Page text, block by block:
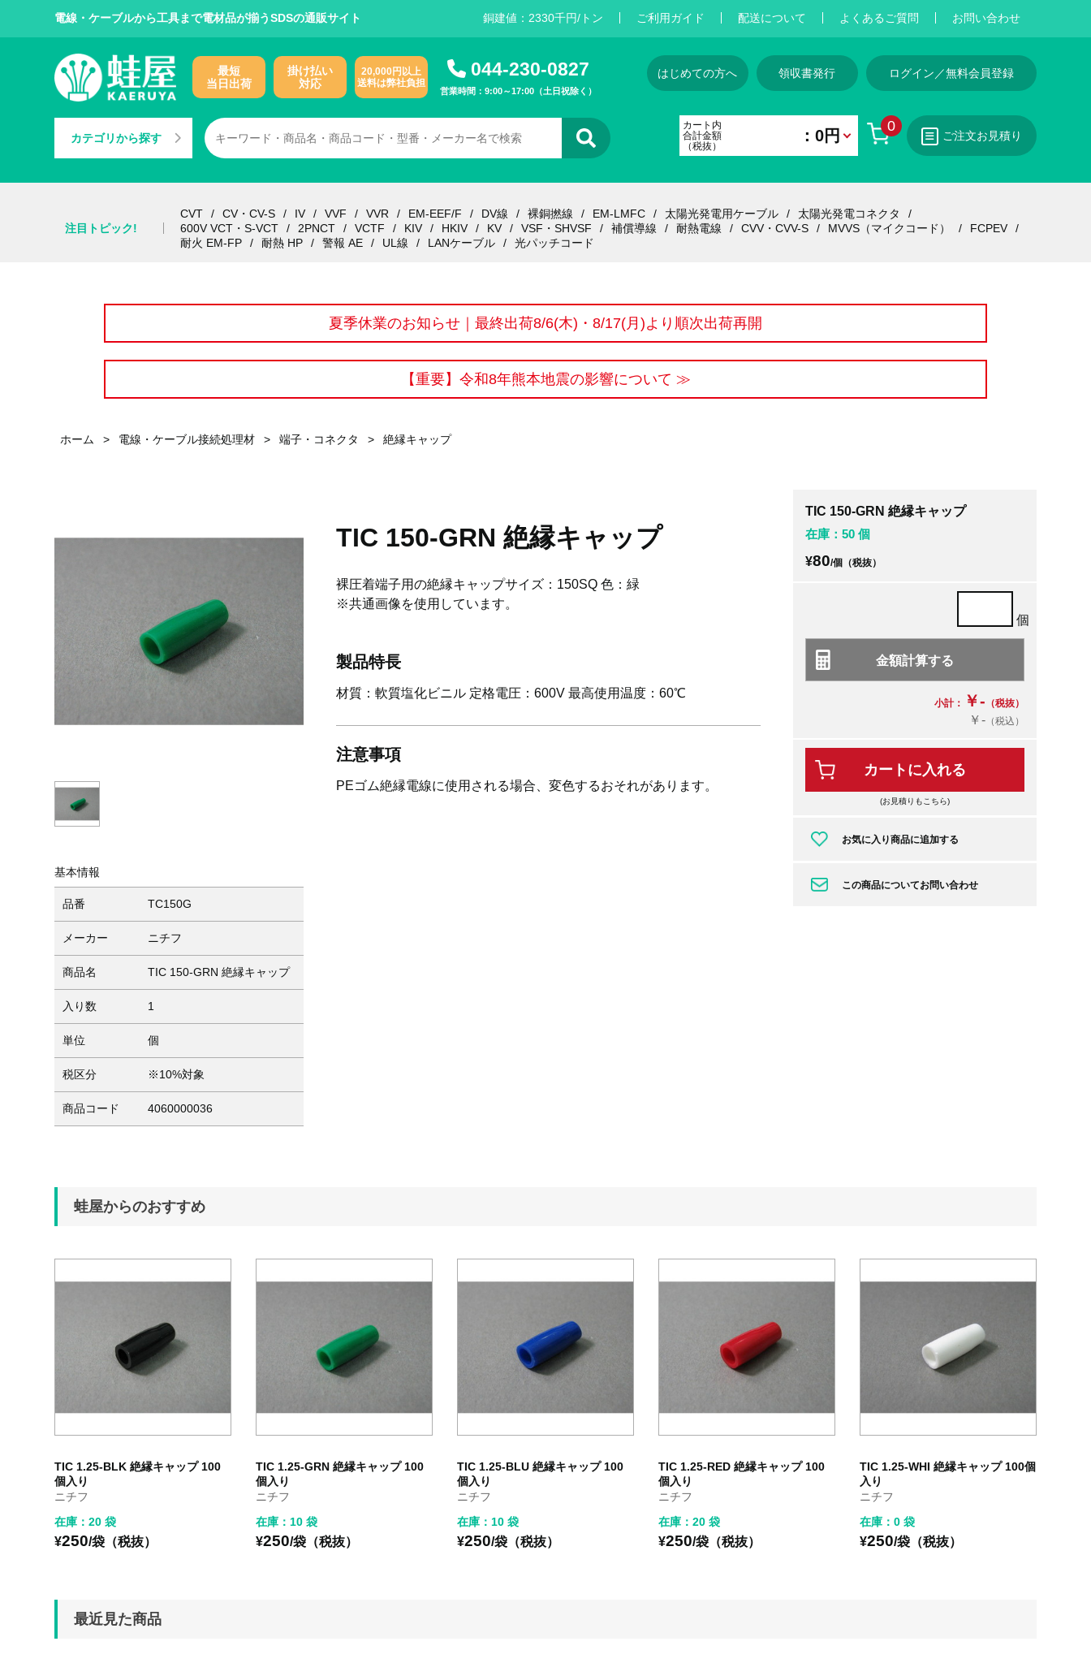
電線・ケーブルから工具まで電材品が揃うSDSの通販サイト 銅建値： 2330千円/トン ご利用ガイド 配送について よくあるご質問 お問い合わせ
最短
当日出荷
掛け払い
対応
20,000円以上
送料は弊社負担
044-230-0827
営業時間：9:00～17:00（土日祝除く）
カテゴリから探す
はじめての方へ 領収書発行 ログイン／無料会員登録
0
カート内
合計金額
（税抜）
：0円 ご注文お見積り
注目トピック!
CVT CV・CV-S IV VVF VVR EM-EEF/F DV線 裸銅撚線 EM-LMFC 太陽光発電用ケーブル
太陽光発電コネクタ
600V VCT・S-VCT
2PNCT VCTF KIV HKIV KV VSF・SHVSF 補償導線 耐熱電線 CVV・CVV-S MVVS（マイクコード）
FCPEV
耐火 EM-FP
耐熱 HP 警報 AE UL線 LANケーブル 光パッチコード
夏季休業のお知らせ｜最終出荷8/6(木)・8/17(月)より順次出荷再開
【重要】令和8年熊本地震の影響について ≫
ホーム > 電線・ケーブル接続処理材 > 端子・コネクタ > 絶縁キャップ
基本情報
品番 TC150G
メーカー ニチフ
商品名 TIC 150-GRN 絶縁キャップ
入り数 1
単位 個
税区分 ※10%対象
商品コード 4060000036
TIC 150-GRN 絶縁キャップ
裸圧着端子用の絶縁キャップサイズ：150SQ 色：緑
※共通画像を使用しています。
製品特長
材質：軟質塩化ビニル 定格電圧：600V 最高使用温度：60℃
注意事項
PEゴム絶縁電線に使用される場合、変色するおそれがあります。
TIC 150-GRN 絶縁キャップ
在庫：50 個
¥80/個（税抜）
個
小計： ￥- （税抜）
￥-（税込）
カートに入れる
(お見積りもこちら)
お気に入り商品に追加する
この商品についてお問い合わせ
蛙屋からのおすすめ
TIC 1.25-BLK 絶縁キャップ 100
個入り
ニチフ
在庫：20 袋
¥250/袋（税抜）
TIC 1.25-GRN 絶縁キャップ 100
個入り
ニチフ
在庫：10 袋
¥250/袋（税抜）
TIC 1.25-BLU 絶縁キャップ 100
個入り
ニチフ
在庫：10 袋
¥250/袋（税抜）
TIC 1.25-RED 絶縁キャップ 100
個入り
ニチフ
在庫：20 袋
¥250/袋（税抜）
TIC 1.25-WHI 絶縁キャップ 100個
入り
ニチフ
在庫：0 袋
¥250/袋（税抜）
最近見た商品